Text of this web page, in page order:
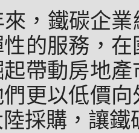
，鐵碳企
的服務，
帶動房地
更以低價
採購，讓